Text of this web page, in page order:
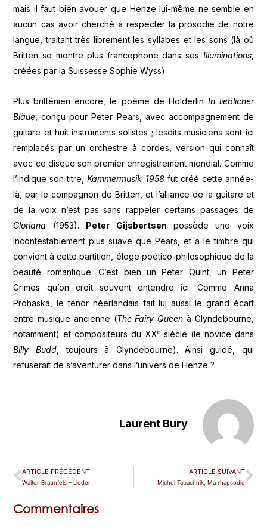
mais il faut bien avouer que Henze lui-même ne semble en
aucun cas avoir cherché à respecter la prosodie de notre
langue, traitant très librement les syllabes et les sons (là où
Britten se montre plus francophone dans ses Illuminations,
créées par la Suissesse Sophie Wyss).
Plus britténien encore, le poème de Hölderlin In lieblicher
Bläue , conçu pour Peter Pears, avec accompagnement de
guitare et huit instruments solistes ; lesdits musiciens sont ici
remplacés par un orchestre à cordes, version qui connaît
avec ce disque son premier enregistrement mondial. Comme
l’indique son titre,Kammermusik 1958 fut créé cette année-
là, par le compagnon de Britten, et l’alliance de la guitare et
de la voix n’est pas sans rappeler certains passages de
Gloriana (1953). Peter Gijsbertsen possède une voix
incontestablement plus suave que Pears, et a le timbre qui
convient à cette partition, éloge poético-philosophique de la
beauté romantique. C’est bien un Peter Quint, un Peter
Grimes qu’on croit souvent entendre ici. Comme Anna
Prohaska, le ténor néerlandais fait lui aussi le grand écart
entre musique ancienne (The Fairy Queen à Glyndebourne,
notamment) et compositeurs du XXesiècle (le novice dans
Billy Budd , toujours à Glyndebourne). Ainsi guidé, qui
refuserait de s’aventurer dans l’univers de Henze ?
Laurent Bury
ARTICLE PRÉCÉDENT
Walter Braunfels – Lieder
ARTICLE SUIVANT
Michel Tabachnik, Ma rhapsodie
Commentaires